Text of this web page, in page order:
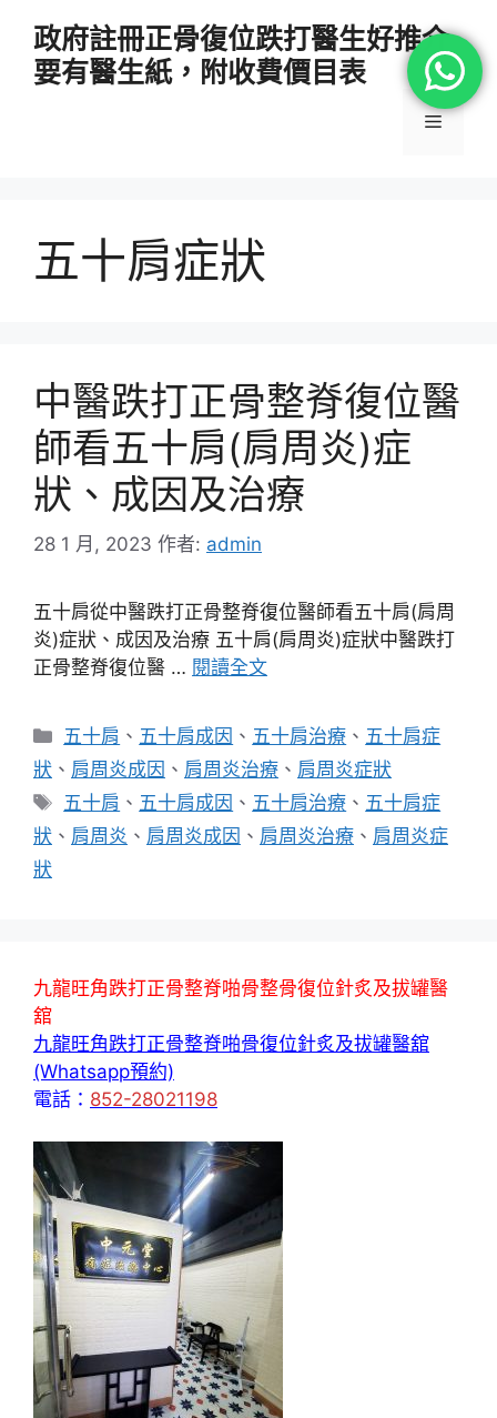
政府註冊正骨復位跌打醫生好推介
要有醫生紙，附收費價目表
選
五十肩症狀
中醫跌打正骨整脊復位醫
師看五十肩(肩周炎)症
狀、成因及治療
28 1 月, 2023 作者: admin
五十肩從中醫跌打正骨整脊復位醫師看五十肩(肩周
炎)症狀、成因及治療 五十肩(肩周炎)症狀中醫跌打
正骨整脊復位醫 … 閱讀全文
分
類
五十肩 、 五十肩成因 、 五十肩治療 、 五十肩症
狀 、 肩周炎成因 、 肩周炎治療 、 肩周炎症狀
標
籤
五十肩 、 五十肩成因 、 五十肩治療 、 五十肩症
狀 、 肩周炎 、 肩周炎成因 、 肩周炎治療 、 肩周炎症
狀
九龍旺角跌打正骨整脊啪骨整骨復位針炙及拔罐醫
舘
九龍旺角跌打正骨整脊啪骨復位針炙及拔罐醫舘
(Whatsapp預約)
電話： 852-28021198